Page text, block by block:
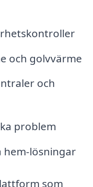
och golvvärme
och
problem
hem-lösningar
som